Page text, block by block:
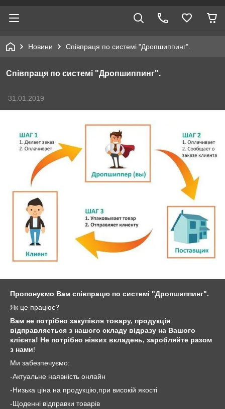
Новини Співпраця по системі "Дропшиппинг".
Співпраця по системі "Дропшиппинг".
31.01.2019
Пропонуємо Вам співпрацю по системі "Дропшиппинг".
Як це працює?
Вам не потрібно закупівля товару, продукція
відправляється з нашого складу відразу на Вашого
клієнта! Не потрібно ніяких вкладень, заробляйте разом
з нами!
Ми забезпечуємо:
-Актуальне наявність онлайн
-Низька ціна на продукцію,при високій якості
-Щоденні відправки товарів